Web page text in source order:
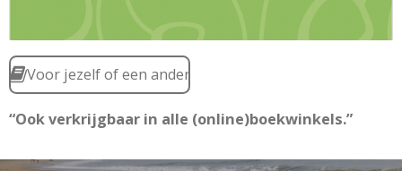
Voor jezelf of een ander
“Ook verkrijgbaar in alle (online)boekwinkels.”